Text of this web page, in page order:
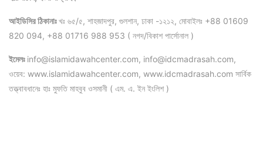
আইডিসির ঠিকানাঃখঃ ৬৫/৫, শাহজাদপুর, গুলশান, ঢাকা -১২১২, মোবাইলঃ +88 01609
820 094, +88 01716 988 953 ( নগদ/বিকাশ পার্সোনাল )
ইমেলঃ info@islamidawahcenter.com, info@idcmadrasah.com,
ওয়েব: www.islamidawahcenter.com, www.idcmadrasah.com সার্বিক
তত্ত্বাবধানেঃ হাঃ মুফতি মাহবুব ওসমানী ( এম. এ. ইন ইংলিশ )